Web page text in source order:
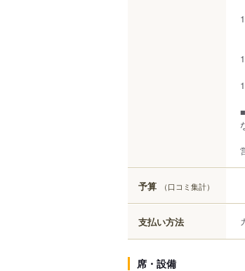
予算 （口コミ集計）
支払い方法
席・設備